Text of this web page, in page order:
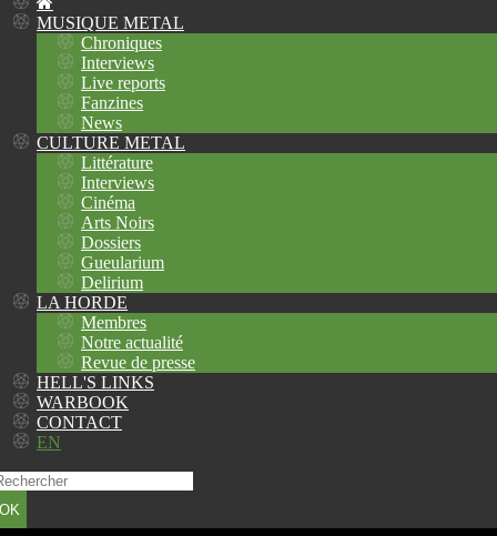
MUSIQUE METAL
Chroniques
Interviews
Live reports
Fanzines
News
CULTURE METAL
Littérature
Interviews
Cinéma
Arts Noirs
Dossiers
Gueularium
Delirium
LA HORDE
Membres
Notre actualité
Revue de presse
HELL'S LINKS
WARBOOK
CONTACT
EN
OK